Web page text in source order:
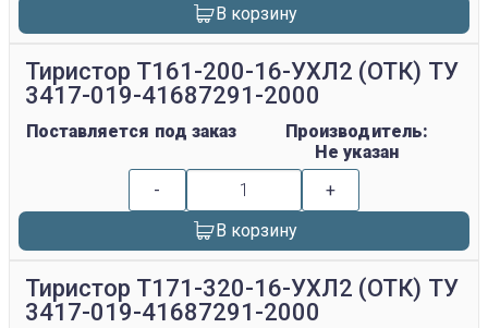
В корзину
Тиристор Т161-200-16-УХЛ2 (ОТК) ТУ
3417-019-41687291-2000
Поставляется под заказ
Производитель:
Не указан
-
+
В корзину
Тиристор Т171-320-16-УХЛ2 (ОТК) ТУ
3417-019-41687291-2000